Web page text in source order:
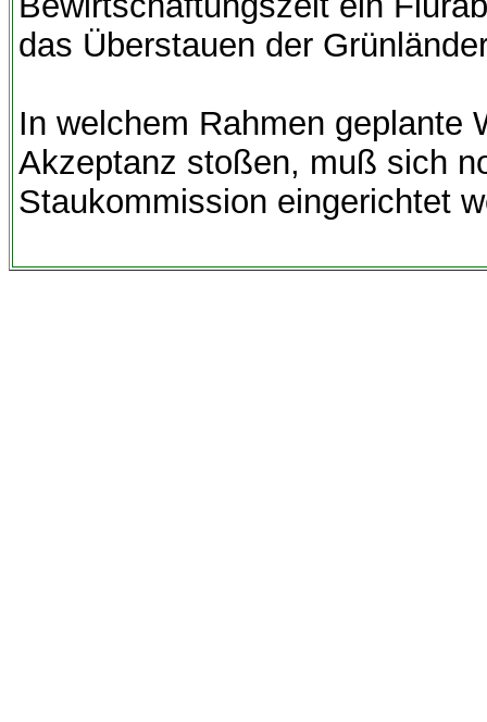
das Überstauen der
In welchem Rahmen geplante
Akzeptanz stoßen, muß sich
Staukommission eingerichtet